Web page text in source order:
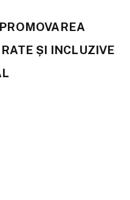
ȘI INCLUZIVE